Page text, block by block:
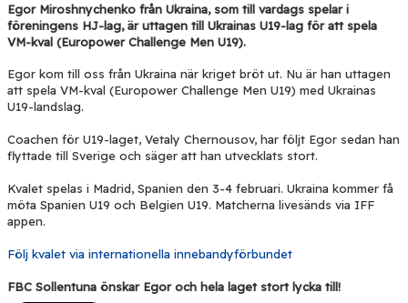
Egor Miroshnychenko från Ukraina, som till vardags spelar i
föreningens HJ-lag, är uttagen till Ukrainas U19-lag för att spela
VM-kval (Europower Challenge Men U19).
Egor kom till oss från Ukraina när kriget bröt ut. Nu är han uttagen
att spela VM-kval (Europower Challenge Men U19) med Ukrainas
U19-landslag.
Coachen för U19-laget, Vetaly Chernousov, har följt Egor sedan han
flyttade till Sverige och säger att han utvecklats stort.
Kvalet spelas i Madrid, Spanien den 3-4 februari. Ukraina kommer få
möta Spanien U19 och Belgien U19. Matcherna livesänds via IFF
appen.
Följ kvalet via internationella innebandyförbundet
FBC Sollentuna önskar Egor och hela laget stort lycka till!